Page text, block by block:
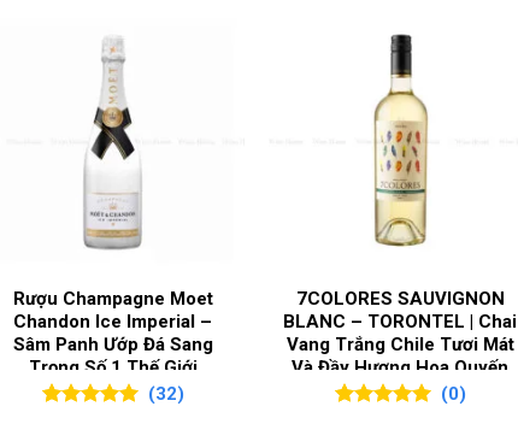
Champagne Victoire Prestige Brut – Đẳng Cấp Champagne Pháp Thượng Hạng
Rượu Champagne Moet
Chandon Ice Imperial –
Sâm Panh Ướp Đá Sang
Trọng Số 1 Thế Giới
(32)
7COLORES SAUVIGNON
BLANC – TORONTEL | Chai
Vang Trắng Chile Tươi Mát
Và Đầy Hương Hoa Quyến
Rũ
(0)